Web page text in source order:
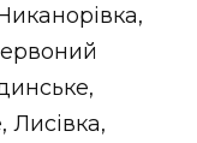
Лисівка,